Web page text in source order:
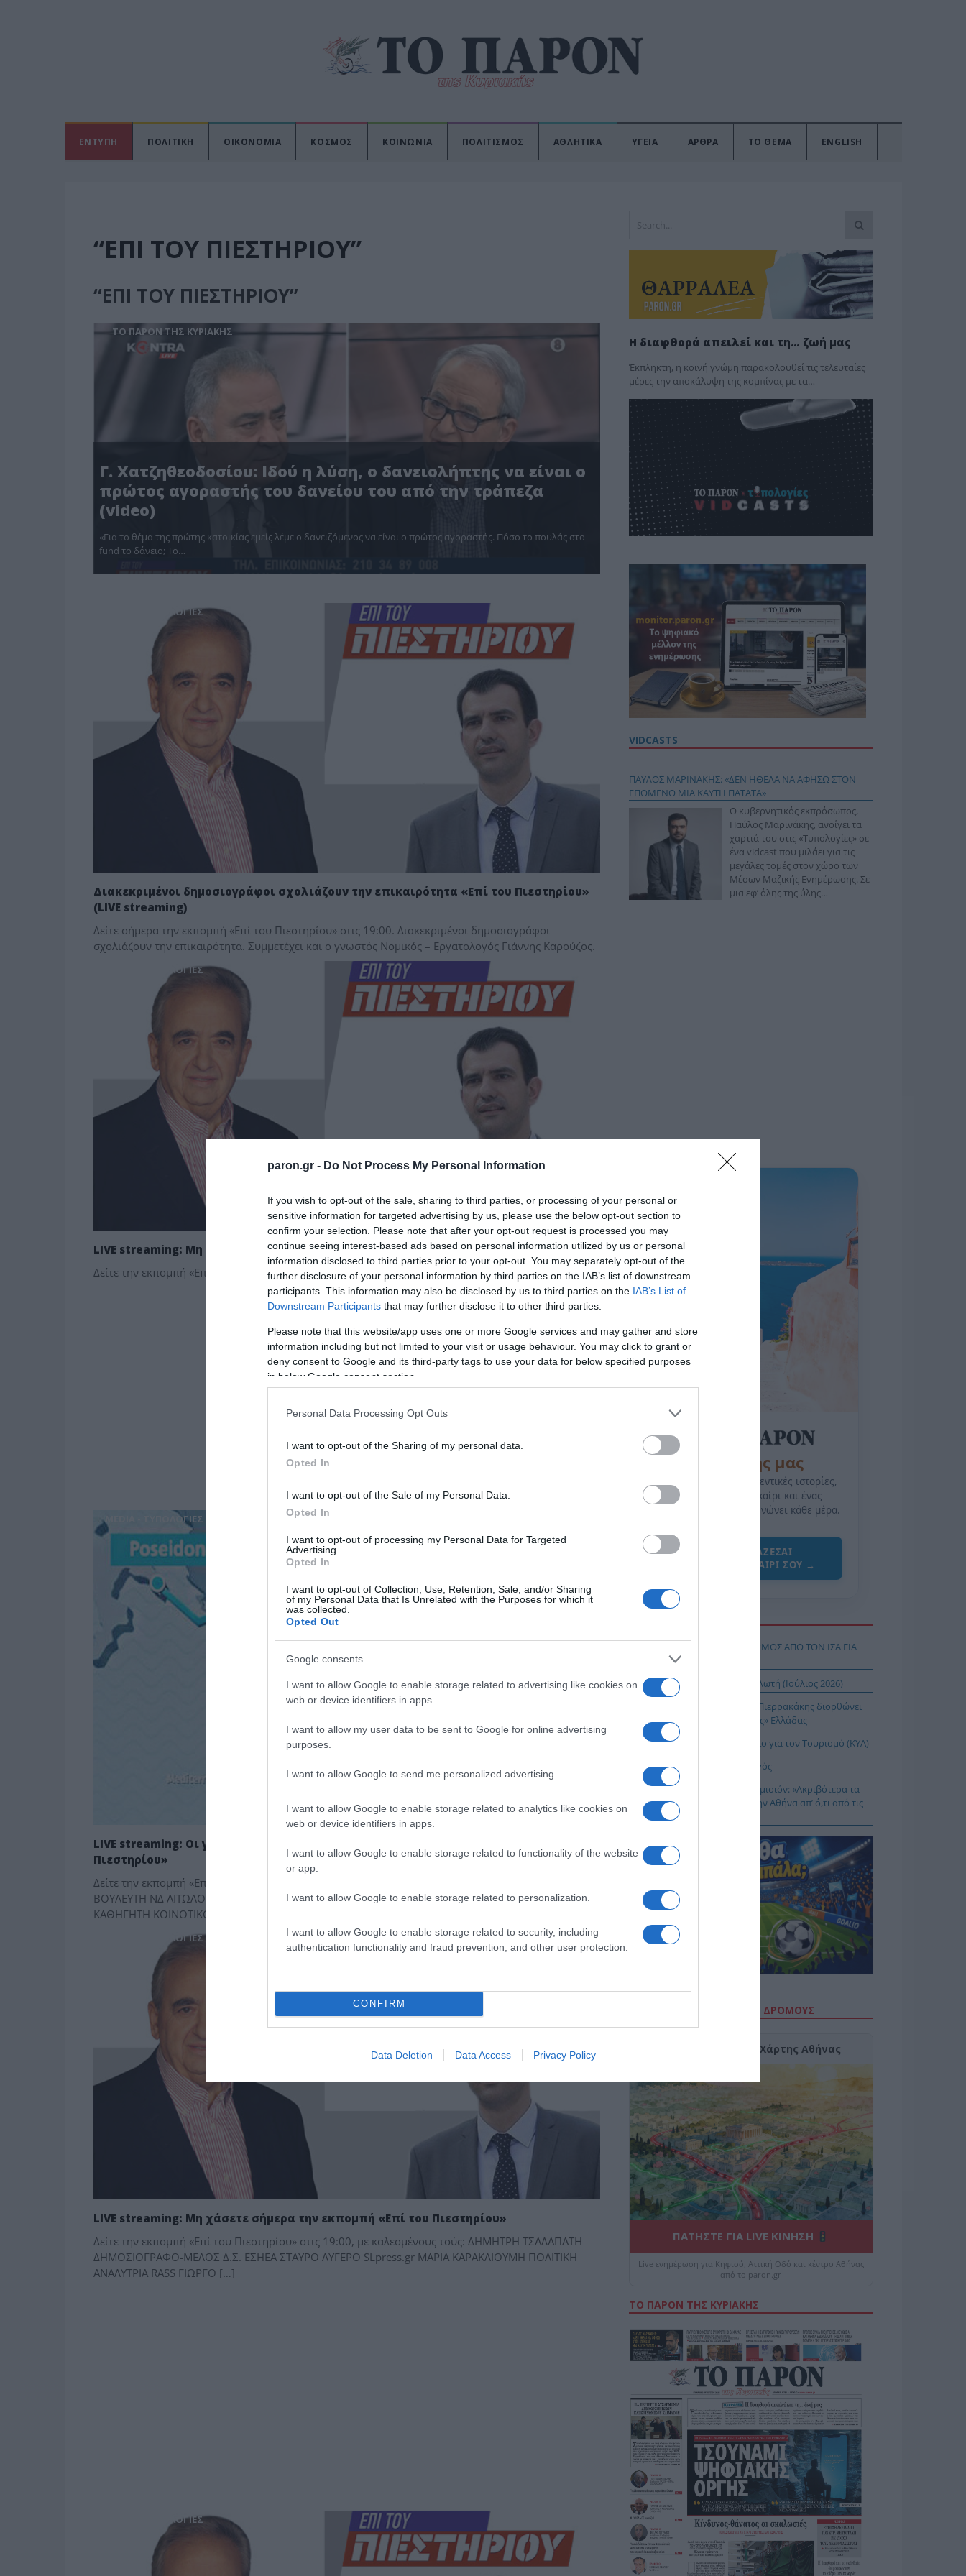
paron.gr - Do Not Process My Personal Information
If you wish to opt-out of the sale, sharing to third parties, or processing of your personal or
sensitive information for targeted advertising by us, please use the below opt-out section to
confirm your selection. Please note that after your opt-out request is processed you may
continue seeing interest-based ads based on personal information utilized by us or personal
information disclosed to third parties prior to your opt-out. You may separately opt-out of the
further disclosure of your personal information by third parties on the IAB’s list of downstream
participants. This information may also be disclosed by us to third parties on the IAB’s List of
Downstream Participants that may further disclose it to other third parties.
Please note that this website/app uses one or more Google services and may gather and store
information including but not limited to your visit or usage behaviour. You may click to grant or
deny consent to Google and its third-party tags to use your data for below specified purposes
in below Google consent section.
Personal Data Processing Opt Outs
I want to opt-out of the Sharing of my personal data.
Opted In
I want to opt-out of the Sale of my Personal Data.
Opted In
I want to opt-out of processing my Personal Data for Targeted
Advertising.
Opted In
I want to opt-out of Collection, Use, Retention, Sale, and/or Sharing
of my Personal Data that Is Unrelated with the Purposes for which it
was collected.
Opted Out
Google consents
I want to allow Google to enable storage related to advertising like cookies on
web or device identifiers in apps.
I want to allow my user data to be sent to Google for online advertising
purposes.
I want to allow Google to send me personalized advertising.
I want to allow Google to enable storage related to analytics like cookies on
web or device identifiers in apps.
I want to allow Google to enable storage related to functionality of the website
or app.
I want to allow Google to enable storage related to personalization.
I want to allow Google to enable storage related to security, including
authentication functionality and fraud prevention, and other user protection.
CONFIRM
Data Deletion Data Access Privacy Policy
ΕΝΤΥΠΗ ΠΟΛΙΤΙΚΗ ΟΙΚΟΝΟΜΙΑ ΚΟΣΜΟΣ ΚΟΙΝΩΝΙΑ ΠΟΛΙΤΙΣΜΟΣ ΑΘΛΗΤΙΚΑ ΥΓΕΙΑ ΑΡΘΡΑ ΤΟ ΘΕΜΑ ENGLISH
“ΕΠΙ ΤΟΥ ΠΙΕΣΤΗΡΙΟΥ”
“ΕΠΙ ΤΟΥ ΠΙΕΣΤΗΡΙΟΥ”
ΤΟ ΠΑΡΟΝ ΤΗΣ ΚΥΡΙΑΚΗΣ
Γ. Χατζηθεοδοσίου: Ιδού η λύση, ο δανειολήπτης να είναι ο
πρώτος αγοραστής του δανείου του από την τράπεζα
(video)
«Για το θέμα της πρώτης κατοικίας εμείς λέμε ο δανειζόμενος να είναι ο πρώτος αγοραστής. Πόσο το πουλάς στο
fund το δάνειο; Το…
MEDIA - ΤΥΠΟΛΟΓΙΕΣ
Διακεκριμένοι δημοσιογράφοι σχολιάζουν την επικαιρότητα «Επί του Πιεστηρίου»
(LIVE streaming)
Δείτε σήμερα την εκπομπή «Επί του Πιεστηρίου» στις 19:00. Διακεκριμένοι δημοσιογράφοι
σχολιάζουν την επικαιρότητα. Συμμετέχει και ο γνωστός Νομικός – Εργατολογός Γιάννης Καρούζος.
MEDIA - ΤΥΠΟΛΟΓΙΕΣ
LIVE streaming: Μη χάσετε σήμερα την εκπομπή «Επί του Πιεστηρίου»
Δείτε την εκπομπή «Επί του Πιεστηρίου» στις 20:00, με καλεσμένους τούς:
MEDIA - ΤΥΠΟΛΟΓΙΕΣ
LIVE streaming: Οι γεωπολιτικές εξελίξεις και η σημασία του EastMed «Επί του
Πιεστηρίου»
Δείτε την εκπομπή «Επί του Πιεστηρίου» στις 19:00, με καλεσμένους τούς: ΚΩΣΤΑ ΚΑΡΑΓΚΟΥΝΗ
ΒΟΥΛΕΥΤΗ ΝΔ ΑΙΤΩΛΟΑΚΑΡΝΑΝΙΑ ΝΙΚΟ ΞΥΔΑΚΗ ΣΤΕΛΕΧΟΣ ΣΥΡΙΖΑ ΠΟΛΥΚΑΡΠΟ ΑΔΑΜΙΔΗ
ΚΑΘΗΓΗΤΗ ΚΟΙΝΟΤΙΚΟΥ ΔΙΚΑΙΟΥ […]
MEDIA - ΤΥΠΟΛΟΓΙΕΣ
LIVE streaming: Μη χάσετε σήμερα την εκπομπή «Επί του Πιεστηρίου»
Δείτε την εκπομπή «Επί του Πιεστηρίου» στις 19:00, με καλεσμένους τούς: ΔΗΜΗΤΡΗ ΤΣΑΛΑΠΑΤΗ
ΔΗΜΟΣΙΟΓΡΑΦΟ-ΜΕΛΟΣ Δ.Σ. ΕΣΗΕΑ ΣΤΑΥΡΟ ΛΥΓΕΡΟ SLpress.gr ΜΑΡΙΑ ΚΑΡΑΚΛΙΟΥΜΗ ΠΟΛΙΤΙΚΗ
ΑΝΑΛΥΤΡΙΑ RASS ΓΙΩΡΓΟ […]
MEDIA - ΤΥΠΟΛΟΓΙΕΣ
Η διαφθορά απειλεί και τη… ζωή μας
Έκπληκτη, η κοινή γνώμη παρακολουθεί τις τελευταίες
μέρες την αποκάλυψη της κο­μπίνας με τα…
VIDCASTS
ΠΑΥΛΟΣ ΜΑΡΙΝΑΚΗΣ: «ΔΕΝ ΗΘΕΛΑ ΝΑ ΑΦΗΣΩ ΣΤΟΝ
ΕΠΟΜΕΝΟ ΜΙΑ ΚΑΥΤΗ ΠΑΤΑΤΑ»
Ο κυβερνητικός εκπρόσωπος,
Παύλος Μαρινάκης, ανοίγει τα
χαρτιά του στις «Τυπολογίες» σε
ένα vidcast που μιλάει για τις
μεγάλες τομές στον χώρο των
Μέσων Μαζικής Ενημέρωσης. Σε
μια εφ’ όλης της ύλης
της Ζωής μας
Οι άνθρωποι, οι αυθεντικές ιστορίες,
το ελληνικό καλοκαίρι και ένας
πολιτισμός που μας ενώνει κάθε μέρα.
ΌΣΑ ΧΡΕΙΆΖΕΣΑΙ
ΓΙΑ ΤΟ ΚΑΛΟΚΑΊΡΙ ΣΟΥ →
ΙΟΣ ΔΥΤΙΚΟΥ ΝΕΙΛΟΥ: ΣΥΝΑΓΕΡΜΟΣ ΑΠΟ ΤΟΝ ΙΣΑ ΓΙΑ
ΤΗΝ ΑΤΤΙΚΗ
ΕΛΣΤΑΤ: Δείκτης τιμών καταναλωτή (Ιούλιος 2026)
Το… Δικαίωμα στη Σιωπή…: Ο Πιερρακάκης διορθώνει
την εικόνα μιας «διεφθαρμένης» Ελλάδας
Νέο Ειδικό Χωροταξικό Πλαίσιο για τον Τουρισμό (ΚΥΑ)
Όσιος Νικάνωρ ο θαυματουργός
Σάκης Αρναούτογλου προς Κομισιόν: «Ακριβότερα τα
διόδια από τους Ευζώνους στην Αθήνα απ’ ό,τι από τις
Βρυξέλλες μέχρι την Ελλάδα»
ΔΕΙΤΕ ΤΗΝ ΚΙΝΗΣΗ ΣΤΟΥΣ ΔΡΌΜΟΥΣ
Κίνηση Τώρα: Live Χάρτης Αθήνας
ΠΑΤΗΣΤΕ ΓΙΑ LIVE ΚΙΝΗΣΗ
Live ενημέρωση για Κηφισό, Αττική Οδό και κέντρο Αθήνας
από το paron.gr
ΤΟ ΠΑΡΟΝ ΤΗΣ ΚΥΡΙΑΚΗΣ